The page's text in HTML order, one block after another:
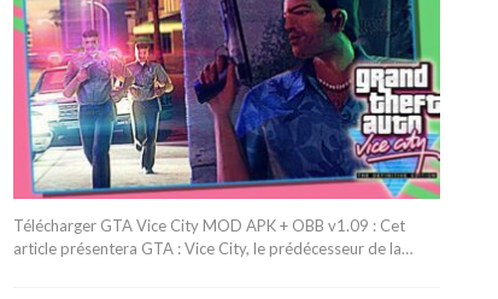
Télécharger GTA Vice City MOD APK + OBB v1.09 : Cet
article présentera GTA : Vice City, le prédécesseur de la…